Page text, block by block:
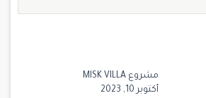
مشروع MISK VILLA
أكتوبر 10, 2023